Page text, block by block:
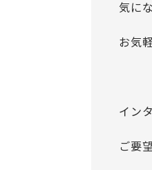
気に
お気
イン
ご要